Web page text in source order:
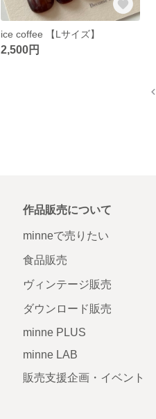
ice coffee 【Lサイズ】
2,500円
作品販売について
minneで売りたい
食品販売
ヴィンテージ販売
ダウンロード販売
minne PLUS
minne LAB
販売支援企画・イベント